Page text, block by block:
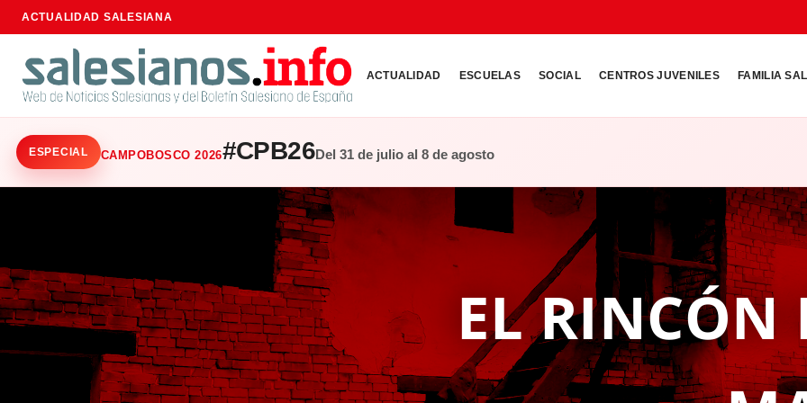
ACTUALIDAD SALESIANA
ACTUALIDAD ESCUELAS SOCIAL CENTROS JUVENILES FAMILIA
ESPECIAL CAMPOBOSCO 2026#CPB26Del 31 de julio al 8 de agosto
EL